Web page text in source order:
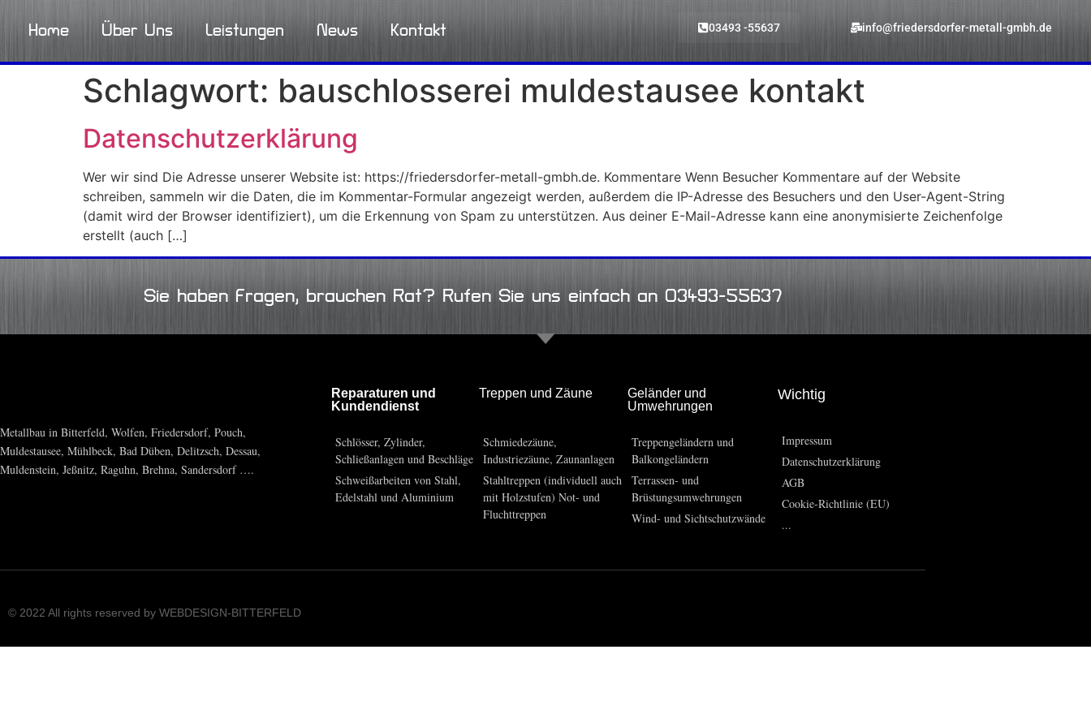
Home Über Uns Leistungen News Kontakt 03493 -55637 info@friedersdorfer-metall-gmbh.de
Schlagwort: bauschlosserei muldestausee kontakt
Datenschutzerklärung
Wer wir sind Die Adresse unserer Website ist: https://friedersdorfer-metall-gmbh.de. Kommentare Wenn Besucher Kommentare auf der Website
schreiben, sammeln wir die Daten, die im Kommentar-Formular angezeigt werden, außerdem die IP-Adresse des Besuchers und den User-Agent-String
(damit wird der Browser identifiziert), um die Erkennung von Spam zu unterstützen. Aus deiner E-Mail-Adresse kann eine anonymisierte Zeichenfolge
erstellt (auch […]
Sie haben Fragen, brauchen Rat? Rufen Sie uns einfach an 03493-55637
Metallbau in Bitterfeld, Wolfen, Friedersdorf, Pouch,
Muldestausee, Mühlbeck, Bad Düben, Delitzsch, Dessau,
Muldenstein, Jeßnitz, Raguhn, Brehna, Sandersdorf ….
Reparaturen und
Kundendienst
Schlösser, Zylinder,
Schließanlagen und Beschläge
Schweißarbeiten von Stahl,
Edelstahl und Aluminium
Treppen und Zäune
Schmiedezäune,
Industriezäune, Zaunanlagen
Stahltreppen (individuell auch
mit Holzstufen) Not- und
Fluchttreppen
Geländer und
Umwehrungen
Treppengeländern und
Balkongeländern
Terrassen- und
Brüstungsumwehrungen
Wind- und Sichtschutzwände
Wichtig
Impressum
Datenschutzerklärung
AGB
Cookie-Richtlinie (EU)
...
© 2022 All rights reserved by WEBDESIGN-BITTERFELD